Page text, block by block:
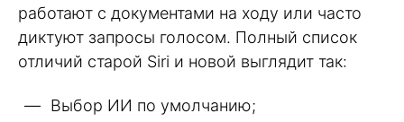
работают с документами на ходу или часто
диктуют запросы голосом. Полный список
отличий старой Siri и новой выглядит так:
Выбор ИИ по умолчанию;